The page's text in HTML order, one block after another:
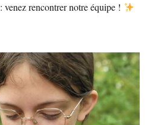
rencontrer notre équipe !